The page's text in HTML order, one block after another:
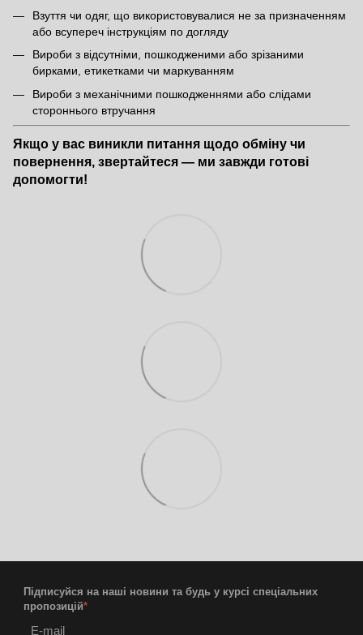
Взуття чи одяг, що використовувалися не за призначенням
або всупереч інструкціям по догляду
Вироби з відсутніми, пошкодженими або зрізаними
бирками, етикетками чи маркуванням
Вироби з механічними пошкодженнями або слідами
стороннього втручання
Якщо у вас виникли питання щодо обміну чи
повернення, звертайтеся — ми завжди готові
допомогти!
Підписуйся на наші новини та будь у курсі спеціальних
пропозицій*